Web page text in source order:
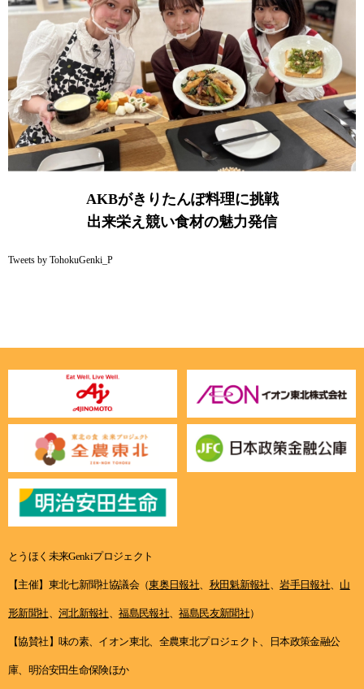
AKBがきりたんぽ料理に挑戦
出来栄え競い食材の魅力発信
Tweets by TohokuGenki_P
とうほく未来Genkiプロジェクト
【主催】東北七新聞社協議会（東奥日報社 秋田魁新報社 、岩手日報社 山
形新聞社 河北新報社 、福島民報社 、福島民友新聞社）
【協賛社】味の素、イオン東北、全農東北プロジェクト、日本政策金融公
庫、明治安田生命保険ほか